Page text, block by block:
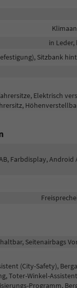
in
Sitzbank
Elektrisch
Farbdisplay,
Seitenairbags
(City-Safety),
Toter-Winkel-
Programm,